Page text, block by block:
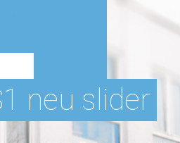
neu slider